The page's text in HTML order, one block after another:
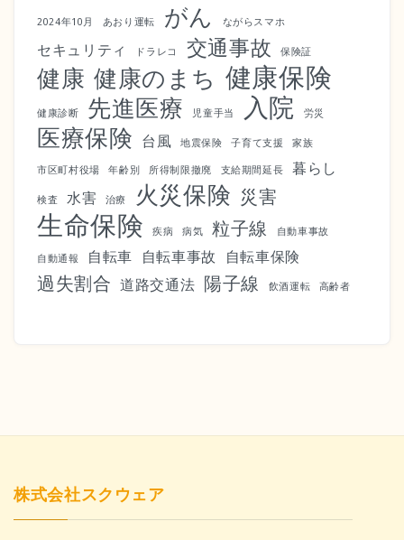
2024年10月 あおり運転 がん ながらスマホ
セキュリティ ドラレコ 交通事故 保険証
健康 健康のまち 健康保険
健康診断 先進医療 児童手当 入院 労災
医療保険 台風 地震保険 子育て支援 家族
市区町村役場 年齢別 所得制限撤廃 支給期間延長 暮らし
検査 水害 治療 火災保険 災害
生命保険 疾病 病気 粒子線 自動車事故
自動通報 自転車 自転車事故 自転車保険
過失割合 道路交通法 陽子線 飲酒運転 高齢者
株式会社スクウェア